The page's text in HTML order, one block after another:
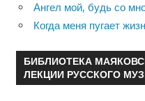
Ангел мой, будь со
Когда меня пугает
БИБЛИОТЕКА
ЛЕКЦИИ РУССКОГО